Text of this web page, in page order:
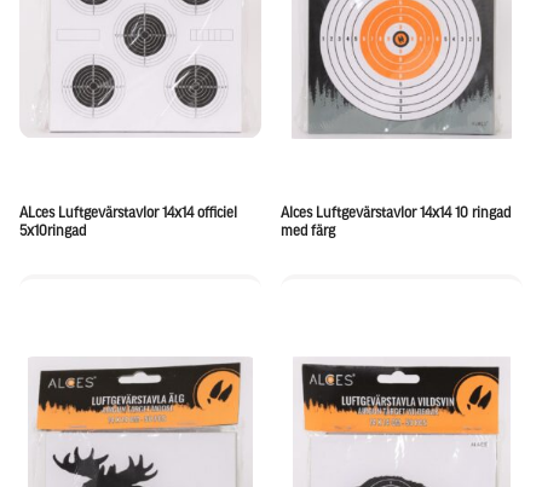
ALces Luftgevärstavlor 14x14 officiel
5x10ringad
Alces Luftgevärstavlor 14x14 10 ringad
med färg